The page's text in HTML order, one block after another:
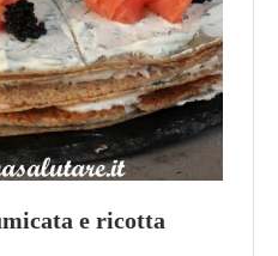
e ricotta